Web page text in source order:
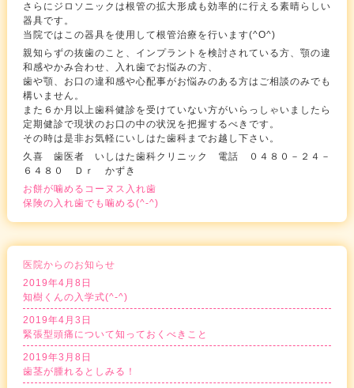
さらにジロソニックは根管の拡大形成も効率的に行える素晴らしい
器具です。
当院ではこの器具を使用して根管治療を行います(^O^)
親知らずの抜歯のこと、インプラントを検討されている方、顎の違
和感やかみ合わせ、入れ歯でお悩みの方、
歯や顎、お口の違和感や心配事がお悩みのある方はご相談のみでも
構いません。
また６か月以上歯科健診を受けていない方がいらっしゃいましたら
定期健診で現状のお口の中の状況を把握するべきです。
その時は是非お気軽にいしはた歯科までお越し下さい。
久喜 歯医者 いしはた歯科クリニック 電話 ０４８０－２４－
６４８０ Ｄｒ かずき
お餅が噛めるコーヌス入れ歯
保険の入れ歯でも噛める(^-^)
医院からのお知らせ
2019年4月8日
知樹くんの入学式(^-^)
2019年4月3日
緊張型頭痛について知っておくべきこと
2019年3月8日
歯茎が腫れるとしみる！